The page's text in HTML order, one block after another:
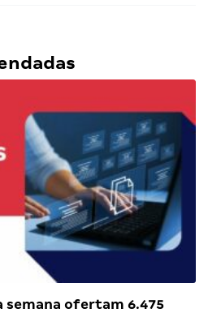
semana ofertam 6.475